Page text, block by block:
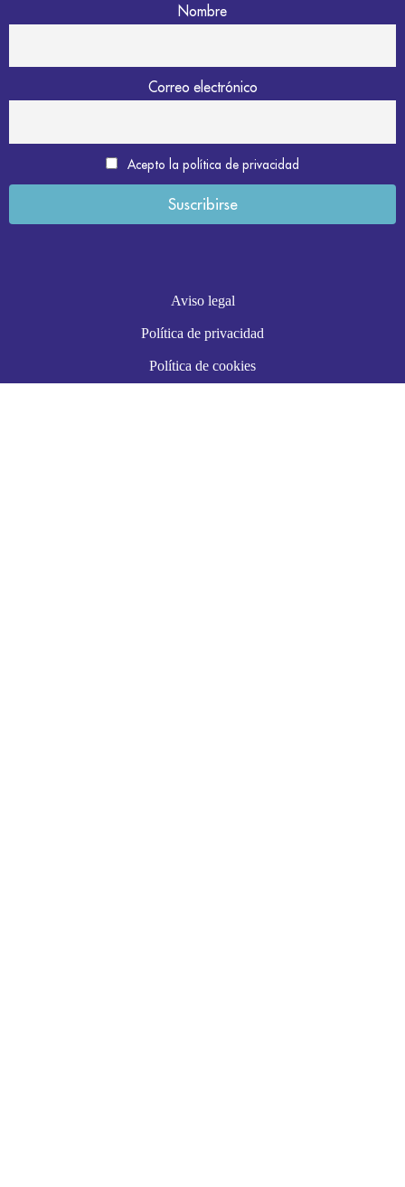
Nombre
Correo electrónico
Acepto la política de privacidad
Aviso legal
Política de privacidad
Política de cookies